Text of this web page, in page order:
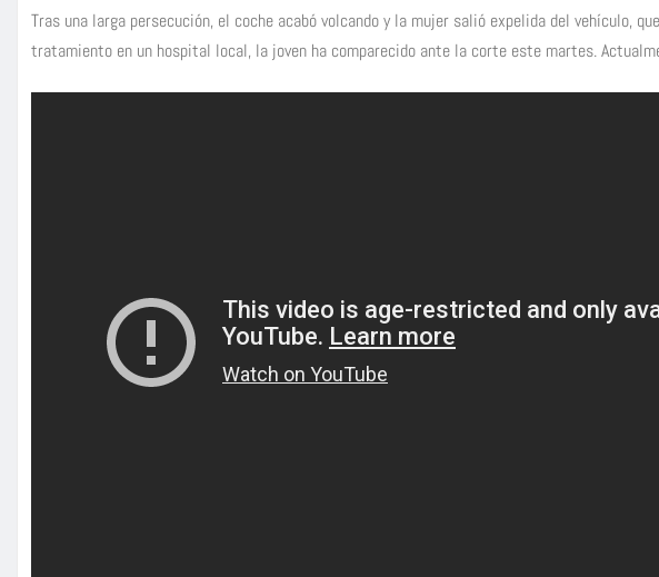
Tras una larga persecución, el coche acabó volcando y la mujer salió expelida del vehículo,
tratamiento en un hospital local, la joven ha comparecido ante la corte este martes.